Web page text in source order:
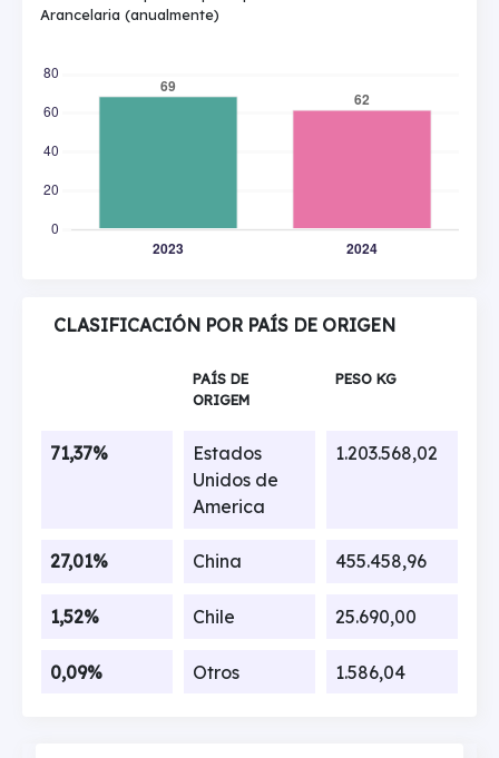
Arancelaria (anualmente)
CLASIFICACIÓN POR PAÍS DE ORIGEN
PAÍS DE
ORIGEM
PESO KG
71,37%
Estados
Unidos de
America
1.203.568,02
27,01% China 455.458,96
1,52% Chile 25.690,00
0,09% Otros 1.586,04